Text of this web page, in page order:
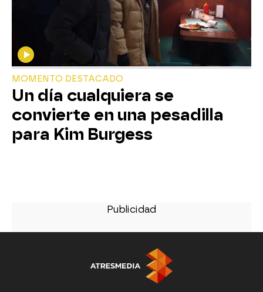
MOMENTO DESTACADO
Un día cualquiera se
convierte en una pesadilla
para Kim Burgess